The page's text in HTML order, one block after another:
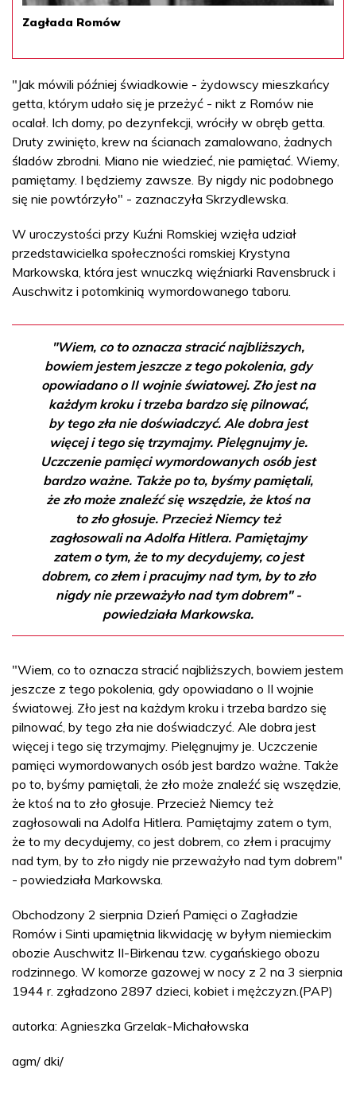
Zagłada Romów
"Jak mówili później świadkowie - żydowscy mieszkańcy
getta, którym udało się je przeżyć - nikt z Romów nie
ocalał. Ich domy, po dezynfekcji, wróciły w obręb getta.
Druty zwinięto, krew na ścianach zamalowano, żadnych
śladów zbrodni. Miano nie wiedzieć, nie pamiętać. Wiemy,
pamiętamy. I będziemy zawsze. By nigdy nic podobnego
się nie powtórzyło" - zaznaczyła Skrzydlewska.
W uroczystości przy Kuźni Romskiej wzięła udział
przedstawicielka społeczności romskiej Krystyna
Markowska, która jest wnuczką więźniarki Ravensbruck i
Auschwitz i potomkinią wymordowanego taboru.
"Wiem, co to oznacza stracić najbliższych,
bowiem jestem jeszcze z tego pokolenia, gdy
opowiadano o II wojnie światowej. Zło jest na
każdym kroku i trzeba bardzo się pilnować,
by tego zła nie doświadczyć. Ale dobra jest
więcej i tego się trzymajmy. Pielęgnujmy je.
Uczczenie pamięci wymordowanych osób jest
bardzo ważne. Także po to, byśmy pamiętali,
że zło może znaleźć się wszędzie, że ktoś na
to zło głosuje. Przecież Niemcy też
zagłosowali na Adolfa Hitlera. Pamiętajmy
zatem o tym, że to my decydujemy, co jest
dobrem, co złem i pracujmy nad tym, by to zło
nigdy nie przeważyło nad tym dobrem" -
powiedziała Markowska.
"Wiem, co to oznacza stracić najbliższych, bowiem jestem
jeszcze z tego pokolenia, gdy opowiadano o II wojnie
światowej. Zło jest na każdym kroku i trzeba bardzo się
pilnować, by tego zła nie doświadczyć. Ale dobra jest
więcej i tego się trzymajmy. Pielęgnujmy je. Uczczenie
pamięci wymordowanych osób jest bardzo ważne. Także
po to, byśmy pamiętali, że zło może znaleźć się wszędzie,
że ktoś na to zło głosuje. Przecież Niemcy też
zagłosowali na Adolfa Hitlera. Pamiętajmy zatem o tym,
że to my decydujemy, co jest dobrem, co złem i pracujmy
nad tym, by to zło nigdy nie przeważyło nad tym dobrem"
- powiedziała Markowska.
Obchodzony 2 sierpnia Dzień Pamięci o Zagładzie
Romów i Sinti upamiętnia likwidację w byłym niemieckim
obozie Auschwitz II-Birkenau tzw. cygańskiego obozu
rodzinnego. W komorze gazowej w nocy z 2 na 3 sierpnia
1944 r. zgładzono 2897 dzieci, kobiet i mężczyzn.(PAP)
autorka: Agnieszka Grzelak-Michałowska
agm/ dki/